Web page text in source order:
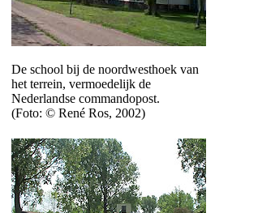
De school bij de noordwesthoek van
het terrein, vermoedelijk de
Nederlandse commandopost.
(Foto: © René Ros, 2002)